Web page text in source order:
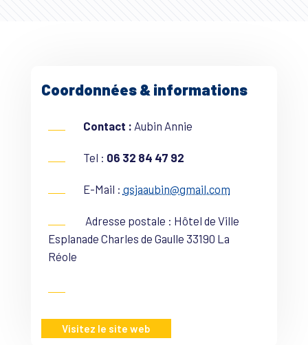
Coordonnées & informations
Contact : Aubin Annie
Tel : 06 32 84 47 92
E-Mail : gsjaaubin@gmail.com
Adresse postale : Hôtel de Ville
Esplanade Charles de Gaulle 33190 La
Réole
Visitez le site web